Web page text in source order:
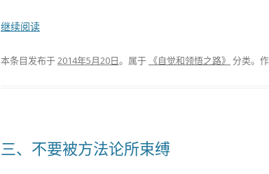
继续阅读
本条目发布于2014年5月20日。属于 《自觉和领悟之路》 分类。
三、不要被方法论所束缚